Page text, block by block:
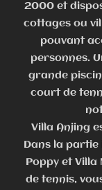
2000 et
cottages ou
pouvant
personnes.
grande
court de
Villa Anjing
Dans la partie
Poppy et Villa
de tennis,